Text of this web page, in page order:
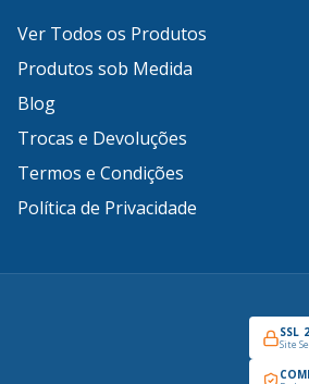
Ver Todos os Produtos
Produtos sob Medida
Blog
Trocas e Devoluções
Termos e Condições
Política de Privacidade
SSL
Site